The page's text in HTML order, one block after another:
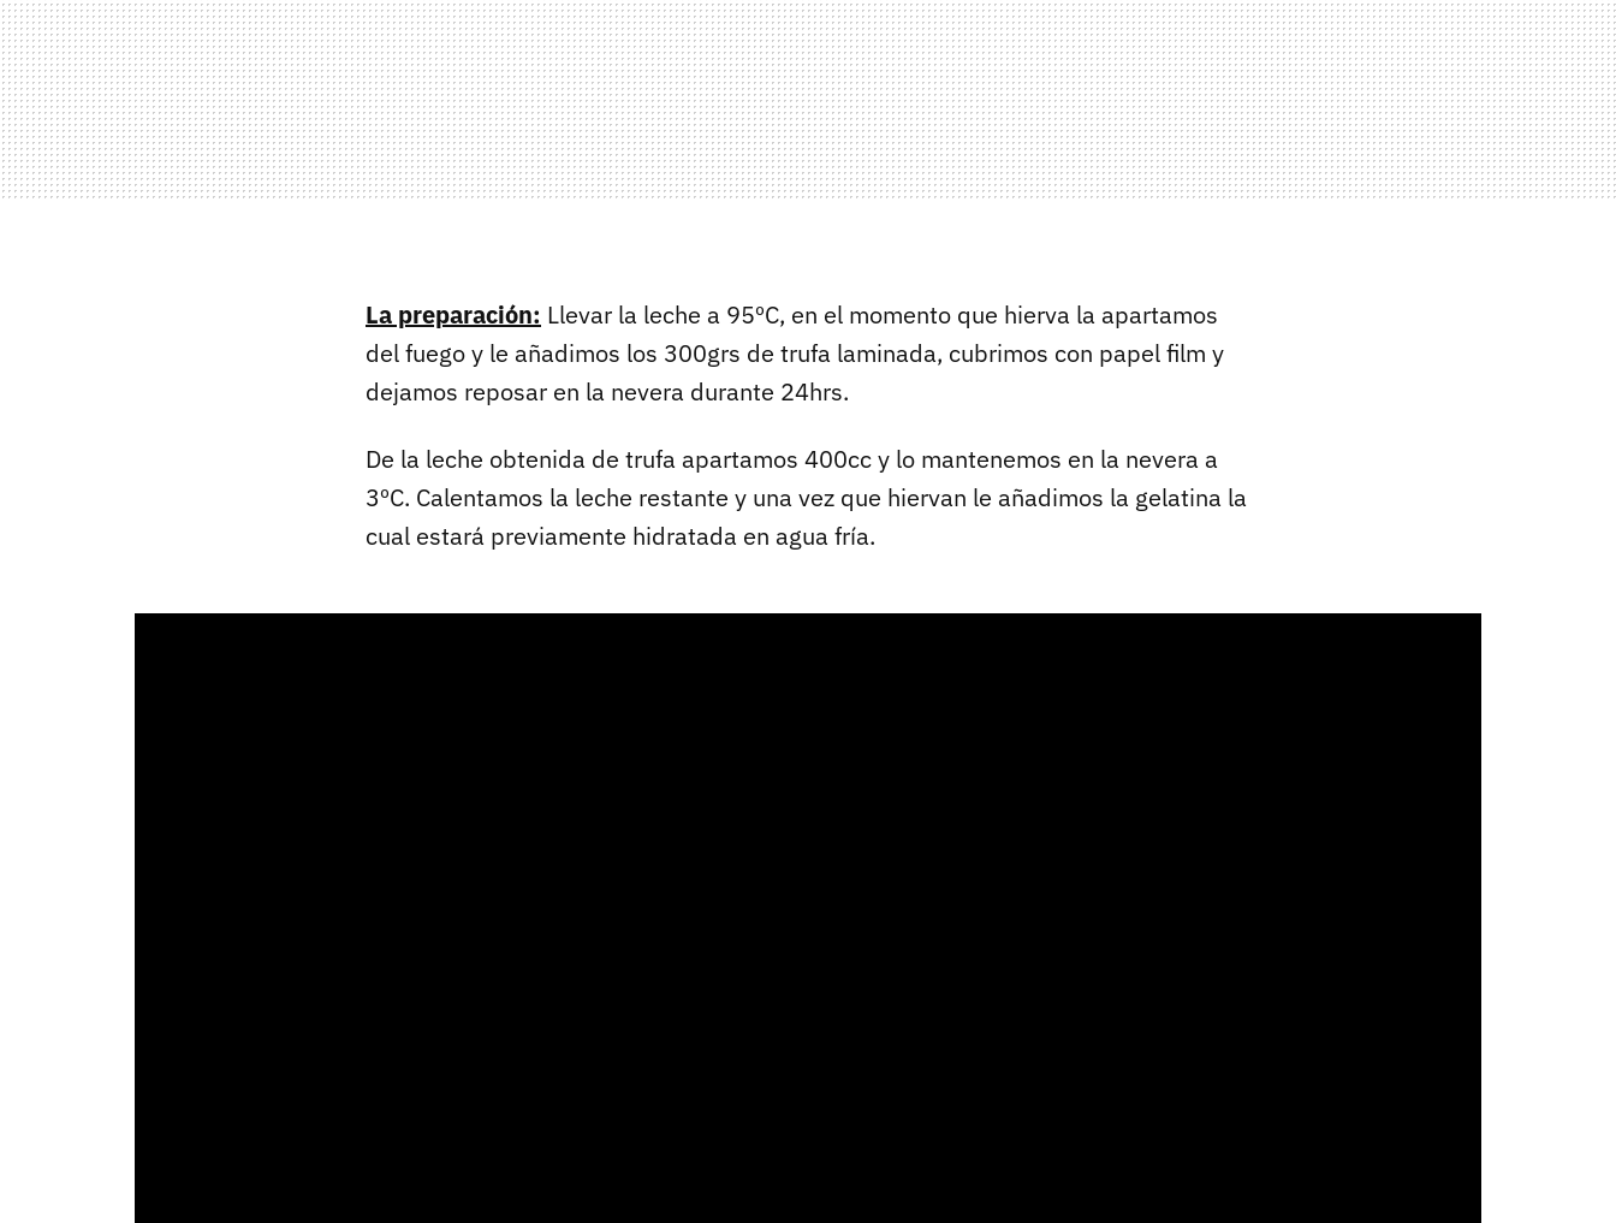
La preparación: Llevar la leche a 95ºC, en el momento que hierva la apartamos
del fuego y le añadimos los 300grs de trufa laminada, cubrimos con papel film y
dejamos reposar en la nevera durante 24hrs.
De la leche obtenida de trufa apartamos 400cc y lo mantenemos en la nevera a
3ºC. Calentamos la leche restante y una vez que hiervan le añadimos la gelatina la
cual estará previamente hidratada en agua fría.